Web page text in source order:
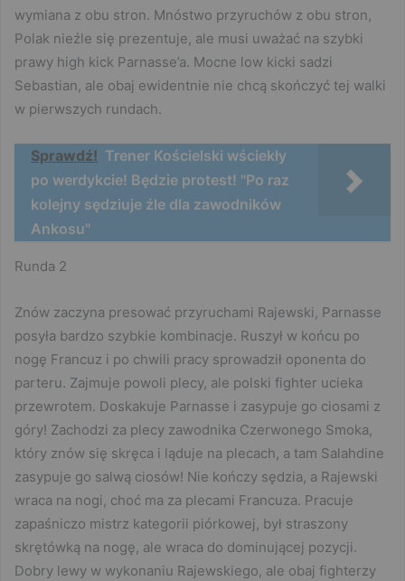
wymiana z obu stron. Mnóstwo przyruchów z obu stron,
Polak nieźle się prezentuje, ale musi uważać na szybki
prawy high kick Parnasse’a. Mocne low kicki sadzi
Sebastian, ale obaj ewidentnie nie chcą skończyć tej walki
w pierwszych rundach.
Sprawdź! Trener Kościelski wściekły
po werdykcie! Będzie protest! "Po raz
kolejny sędziuje źle dla zawodników
Ankosu"
Runda 2
Znów zaczyna presować przyruchami Rajewski, Parnasse
posyła bardzo szybkie kombinacje. Ruszył w końcu po
nogę Francuz i po chwili pracy sprowadził oponenta do
parteru. Zajmuje powoli plecy, ale polski fighter ucieka
przewrotem. Doskakuje Parnasse i zasypuje go ciosami z
góry! Zachodzi za plecy zawodnika Czerwonego Smoka,
który znów się skręca i ląduje na plecach, a tam Salahdine
zasypuje go salwą ciosów! Nie kończy sędzia, a Rajewski
wraca na nogi, choć ma za plecami Francuza. Pracuje
zapaśniczo mistrz kategorii piórkowej, był straszony
skrętówką na nogę, ale wraca do dominującej pozycji.
Dobry lewy w wykonaniu Rajewskiego, ale obaj fighterzy